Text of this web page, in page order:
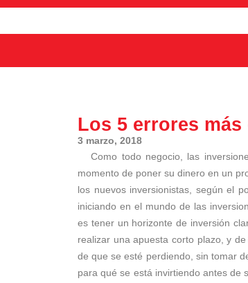
Los 5 errores
3 marzo, 2018
Como todo negocio, las
momento de poner su dinero en un
los nuevos inversionistas, según el
iniciando en el mundo de las
es tener un horizonte de inversión
realizar una apuesta corto plazo, y
de que se esté perdiendo, sin tomar
para qué se está invirtiendo antes de